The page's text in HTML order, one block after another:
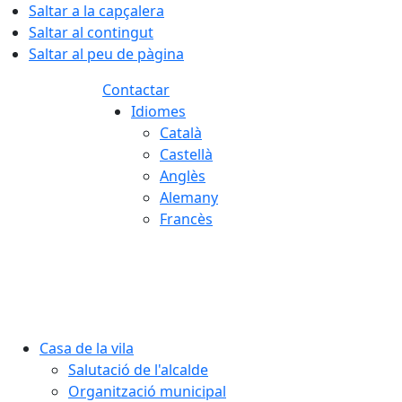
Saltar a la capçalera
Saltar al contingut
Saltar al peu de pàgina
Contactar
Idiomes
Català
Castellà
Anglès
Alemany
Francès
Casa de la vila
Salutació de l'alcalde
Organització municipal